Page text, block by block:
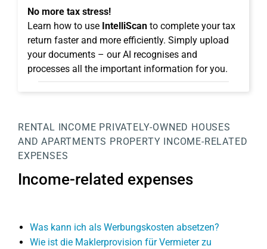
No more tax stress!
Learn how to use IntelliScan to complete your tax
return faster and more efficiently. Simply upload
your documents – our AI recognises and
processes all the important information for you.
RENTAL INCOME PRIVATELY-OWNED HOUSES
AND APARTMENTS PROPERTY INCOME-RELATED
EXPENSES
Income-related expenses
Was kann ich als Werbungskosten absetzen?
Wie ist die Maklerprovision für Vermieter zu